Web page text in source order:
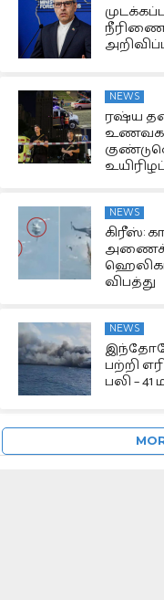
நீரிணை!
NEWS
ரஷ்ய
NEWS
கிரீஸ்:
விபத்து
NEWS
பற்றி
பலி –